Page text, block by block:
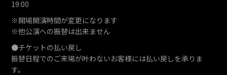
19:00
※開場開演時間が変更になります
※他公演への振替は出来ません
●チケットの払い戻し
振替日程でのご来場が叶わないお客様には払い戻しを承りま
す。